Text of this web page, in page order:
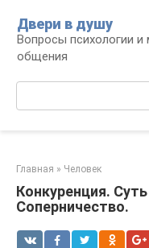
контенту
Двери в душу
Вопросы психологии
общения
Главная » Человек
Конкуренция.
Соперничество.